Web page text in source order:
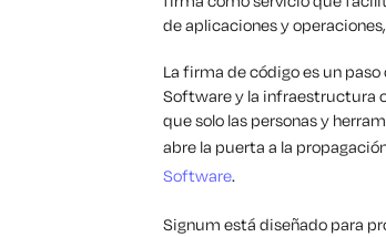
de aplicaciones y
La firma de código es un
Software y la infraestructura
que solo las personas y
abre la puerta a la
Software.
Signum está diseñado para